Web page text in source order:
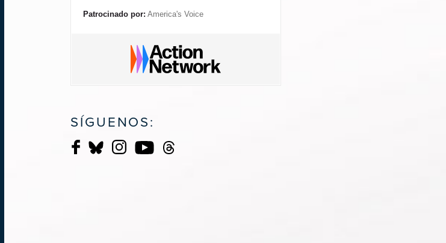
Patrocinado por: America's Voice
SÍGUENOS: